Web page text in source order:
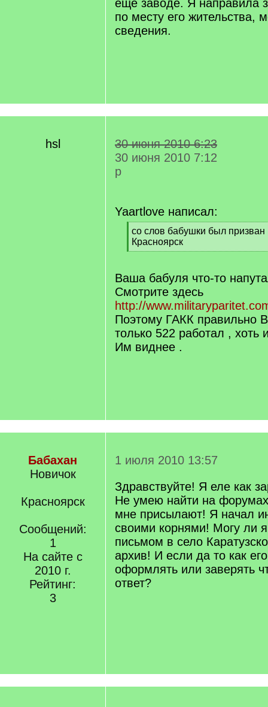
еще заводе. Я направила
по месту его жительства,
сведения.
hsl
30 июня 2010 6:23
30 июня 2010 7:12
р
Yaartlove написал:
[
q
]
со слов бабушки был
Красноярск
[
q
]
Ваша бабуля что-то
Смотрите здесь
http://
Поэтому ГАКК правильно
только 522 работал , хоть
Им виднее .
Бабахан
Новичок
Красноярск
Сообщений:
1
На сайте с
2010 г.
Рейтинг:
3
1 июля 2010 13:57
Здравствуйте! Я еле как
Не умею найти на
мне присылают! Я начал
своими корнями! Могу ли
письмом в село
архив! И если да то как
оформлять или заверять
ответ?